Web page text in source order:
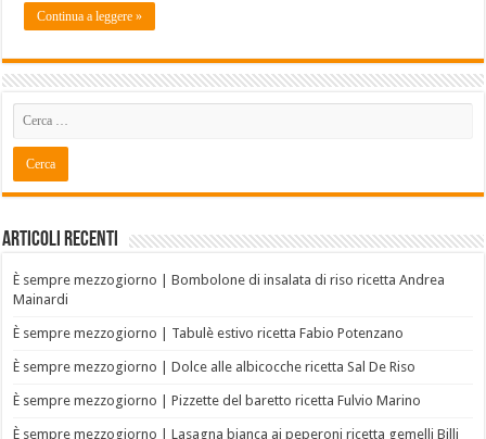
Continua a leggere »
Articoli recenti
È sempre mezzogiorno | Bombolone di insalata di riso ricetta Andrea
Mainardi
È sempre mezzogiorno | Tabulè estivo ricetta Fabio Potenzano
È sempre mezzogiorno | Dolce alle albicocche ricetta Sal De Riso
È sempre mezzogiorno | Pizzette del baretto ricetta Fulvio Marino
È sempre mezzogiorno | Lasagna bianca ai peperoni ricetta gemelli Billi